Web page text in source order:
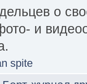
о
и
spite